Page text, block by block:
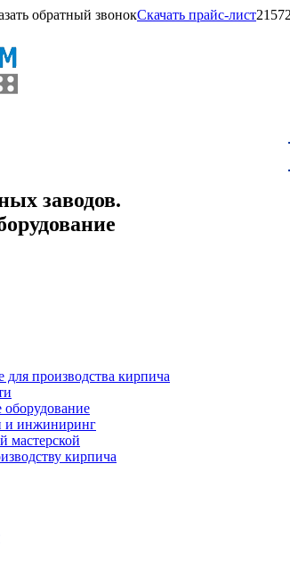
обратный звонокСкачать прайс-лист21572
заводов.
для производства кирпича
оборудование
и инжиниринг
мастерской
кирпича